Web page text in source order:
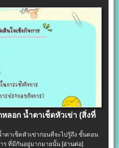
หลอก น้ำตาเช็ดหัวเข่า (สิ่งที่
ำตาเช็ดหัวเข่าก่อนที่จะไปรู้ถึง ขั้นตอน
าร ที่มีกันอยู่มากมายนั้น[อ่านต่อ]